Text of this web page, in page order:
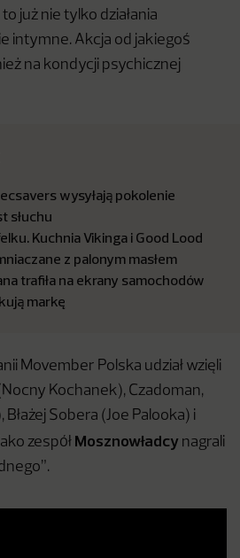
już nie tylko działania
intymne. Akcja od jakiegoś
na kondycji psychicznej
wysyłają pokolenie
słuchu
Kuchnia Vikinga i Good Lood
z palonym masłem
trafiła na ekrany samochodów
markę
Movember Polska udział wzięli
Kochanek), Czadoman,
Sobera (Joe Palooka) i
zespół Mosznowładcy nagrali